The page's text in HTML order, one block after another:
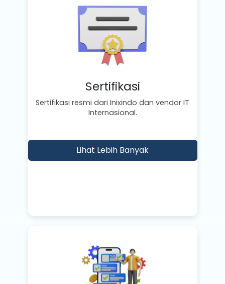
Sertifikasi
Sertifikasi resmi dari Inixindo dan vendor IT
Internasional.
Lihat Lebih Banyak